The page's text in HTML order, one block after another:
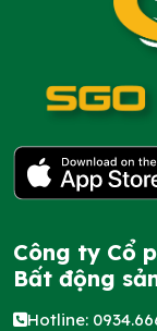
Công ty Cổ
Bất động
Hotline: